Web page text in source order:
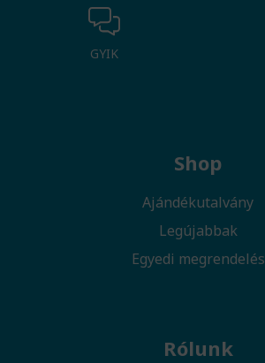
GYIK
Shop
Ajándékutalvány
Legújabbak
Egyedi megrendelés
Rólunk